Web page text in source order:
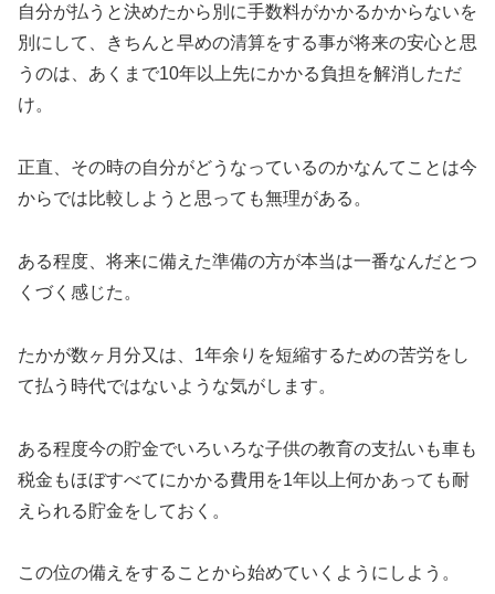
自分が払うと決めたから別に手数料がかかるかからないを
別にして、きちんと早めの清算をする事が将来の安心と思
うのは、あくまで10年以上先にかかる負担を解消しただ
け。
正直、その時の自分がどうなっているのかなんてことは今
からでは比較しようと思っても無理がある。
ある程度、将来に備えた準備の方が本当は一番なんだとつ
くづく感じた。
たかが数ヶ月分又は、1年余りを短縮するための苦労をし
て払う時代ではないような気がします。
ある程度今の貯金でいろいろな子供の教育の支払いも車も
税金もほぼすべてにかかる費用を1年以上何かあっても耐
えられる貯金をしておく。
この位の備えをすることから始めていくようにしよう。